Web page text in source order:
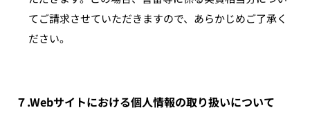
てご請求させていただきますので、あらかじめご了承く
ださい。
７.Webサイトにおける個人情報の取り扱いについて